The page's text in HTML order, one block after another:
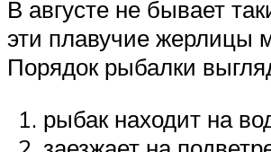
В августе не бывает
эти плавучие жерлицы
Порядок рыбалки
рыбак находит на